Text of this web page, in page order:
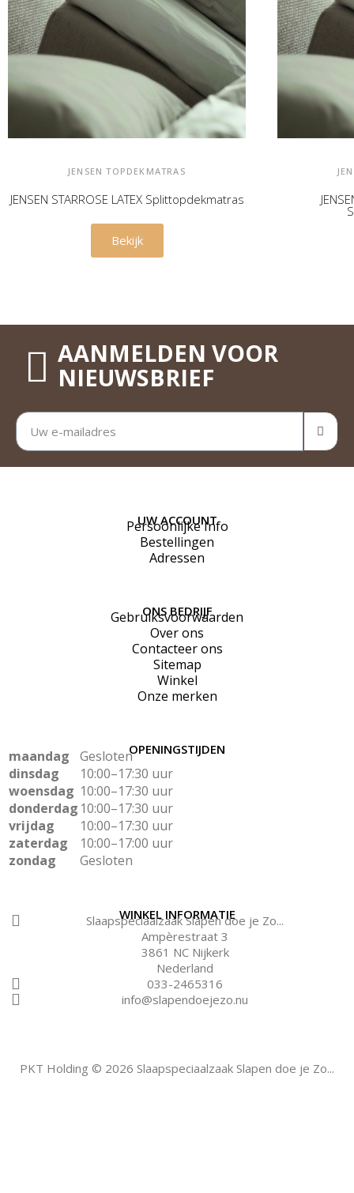
JENSEN TOPDEKMATRAS
JENSEN STARROSE LATEX Splittopdekmatras
€ 2.149,00
Bekijk
AANMELDEN VOOR
NIEUWSBRIEF
UW ACCOUNT
Persoonlijke Info
Bestellingen
Adressen
ONS BEDRIJF
Gebruiksvoorwaarden
Over ons
Contacteer ons
Sitemap
Winkel
Onze merken
OPENINGSTIJDEN
maandag
Gesloten
dinsdag
10:00–17:30 uur
woensdag 10:00–17:30 uur
donderdag 10:00–17:30 uur
vrijdag
10:00–17:30 uur
zaterdag
10:00–17:00 uur
zondag
Gesloten
WINKEL INFORMATIE
Slaapspeciaalzaak Slapen doe je Zo...
Ampèrestraat 3
3861 NC Nijkerk
Nederland
033-2465316
info@slapendoejezo.nu
PKT Holding © 2026 Slaapspeciaalzaak Slapen doe je Zo...